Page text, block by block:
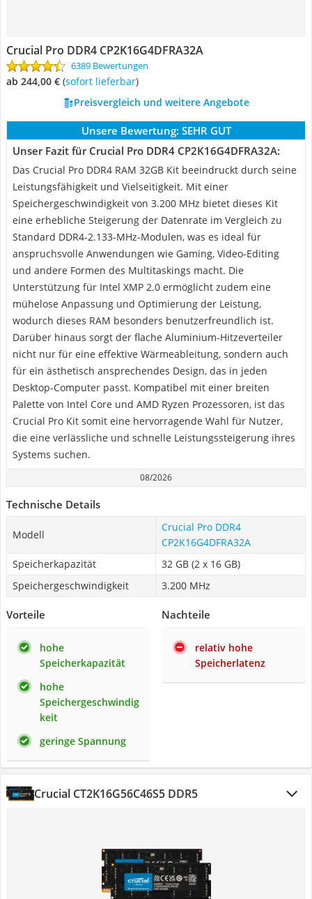
Crucial Pro DDR4 CP2K16G4DFRA32A
6389 Bewertungen
ab 244,00 € ( Sofort lieferbar)
Preisvergleich und weitere Angebote
Unsere Bewertung: SEHR GUT
Unser Fazit für Crucial Pro DDR4 CP2K16G4DFRA32A:
Das Crucial Pro DDR4 RAM 32GB Kit beeindruckt durch seine
Leistungsfähigkeit und Vielseitigkeit. Mit einer
Speichergeschwindigkeit von 3.200 MHz bietet dieses Kit
eine erhebliche Steigerung der Datenrate im Vergleich zu
Standard DDR4-2.133-MHz-Modulen, was es ideal für
anspruchsvolle Anwendungen wie Gaming, Video-Editing
und andere Formen des Multitaskings macht. Die
Unterstützung für Intel XMP 2.0 ermöglicht zudem eine
mühelose Anpassung und Optimierung der Leistung,
wodurch dieses RAM besonders benutzerfreundlich ist.
Darüber hinaus sorgt der flache Aluminium-Hitzeverteiler
nicht nur für eine effektive Wärmeableitung, sondern auch
für ein ästhetisch ansprechendes Design, das in jeden
Desktop-Computer passt. Kompatibel mit einer breiten
Palette von Intel Core und AMD Ryzen Prozessoren, ist das
Crucial Pro Kit somit eine hervorragende Wahl für Nutzer,
die eine verlässliche und schnelle Leistungssteigerung ihres
Systems suchen.
08/2026
Technische Details
Modell
Crucial Pro DDR4
CP2K16G4DFRA32A
Speicherkapazität
32 GB (2 x 16 GB)
Speichergeschwindigkeit
3.200 MHz
Vorteile
hohe
Speicherkapazität
hohe
Speichergeschwindig
keit
geringe Spannung
Nachteile
relativ hohe
Speicherlatenz
Crucial CT2K16G56C46S5 DDR5